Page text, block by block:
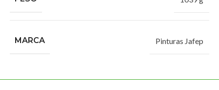
MARCA Pinturas Jafep